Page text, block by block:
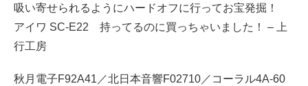
吸い寄せられるようにハードオフに行ってお宝発掘！
アイワ SC-E22 持ってるのに買っちゃいました！ – 上
行工房
秋月電子F92A41／北日本音響F02710／コーラル4A-60